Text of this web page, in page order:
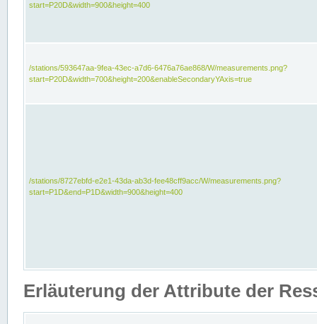
start=P20D&width=900&height=400
/stations/593647aa-9fea-43ec-a7d6-6476a76ae868/W/measurements.png?
start=P20D&width=700&height=200&enableSecondaryYAxis=true
/stations/8727ebfd-e2e1-43da-ab3d-fee48cff9acc/W/measurements.png?
start=P1D&end=P1D&width=900&height=400
Erläuterung der Attribute der